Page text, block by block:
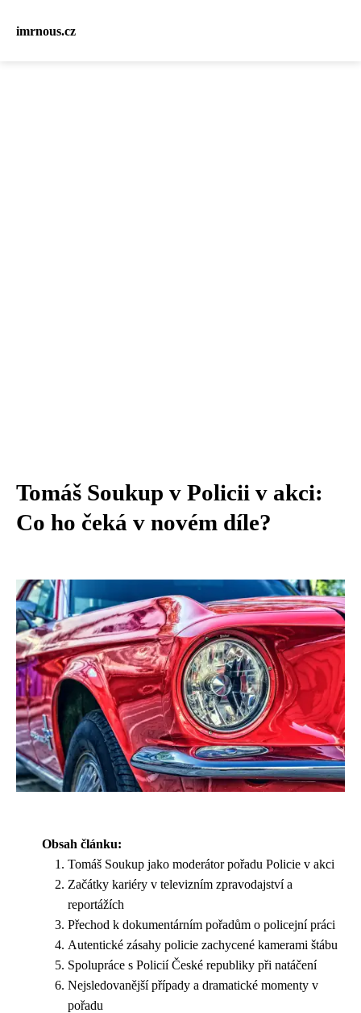
imrnous.cz
Tomáš Soukup v Policii v akci:
Co ho čeká v novém díle?
Obsah článku:
Tomáš Soukup jako moderátor pořadu Policie v akci
Začátky kariéry v televizním zpravodajství a
reportážích
Přechod k dokumentárním pořadům o policejní práci
Autentické zásahy policie zachycené kamerami štábu
Spolupráce s Policií České republiky při natáčení
Nejsledovanější případy a dramatické momenty v
pořadu